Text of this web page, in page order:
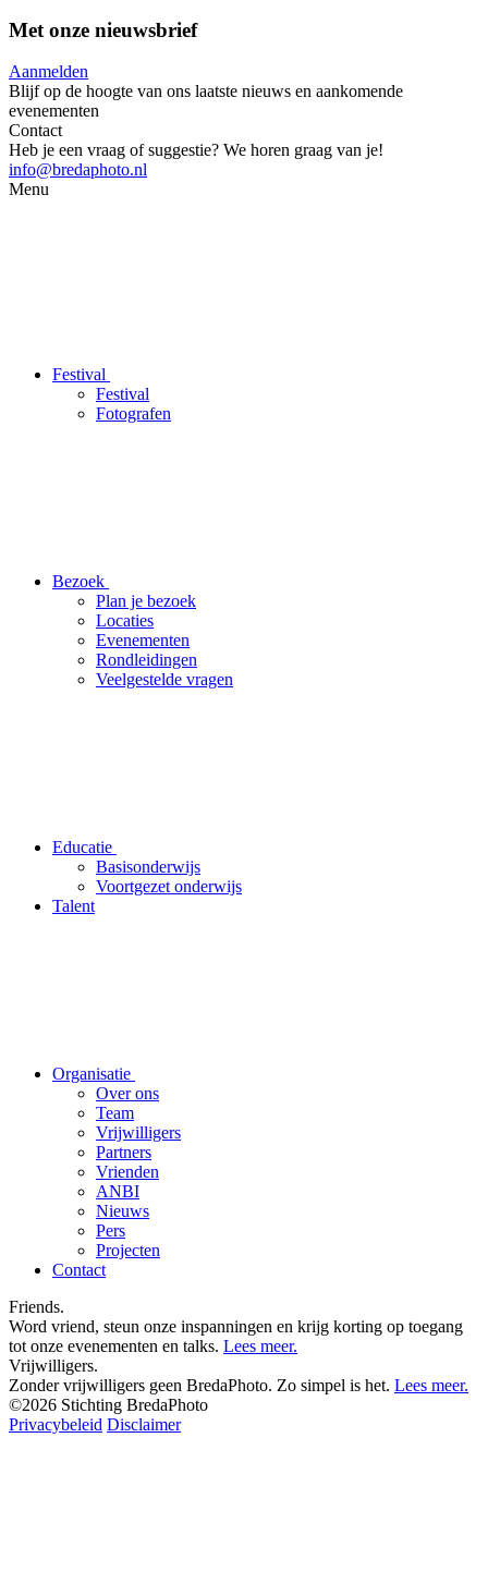
Met onze nieuwsbrief
Aanmelden
Blijf op de hoogte van ons laatste nieuws en aankomende
evenementen
Contact
Heb je een vraag of suggestie? We horen graag van je!
info@bredaphoto.nl
Menu
Festival
Festival
Fotografen
Bezoek
Plan je bezoek
Locaties
Evenementen
Rondleidingen
Veelgestelde vragen
Educatie
Basisonderwijs
Voortgezet onderwijs
Talent
Organisatie
Over ons
Team
Vrijwilligers
Partners
Vrienden
ANBI
Nieuws
Pers
Projecten
Contact
Friends.
Word vriend, steun onze inspanningen en krijg korting op toegang
tot onze evenementen en talks. Lees meer.
Vrijwilligers.
Zonder vrijwilligers geen BredaPhoto. Zo simpel is het. Lees meer.
©2026 Stichting BredaPhoto
Privacybeleid Disclaimer